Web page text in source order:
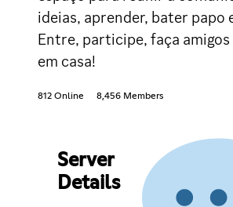
ideias, aprender, bater papo
Entre, participe, faça
em casa!
812 Online 8,456 Members
Server
Details